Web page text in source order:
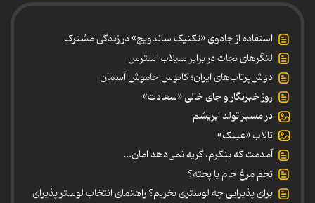
استفاده از جادوی «تکنیک ساندویچ» در زندگی مشترک
لنگرهای نجات در برابر سیلاب استرس
دوش‌پرتاب‌های ایران؛ کابوس خاموش آسمان
روز خبرنگار و جای خالی «سعادت»
در مسیر تولد ابریشم
تالاب «عینک»
آمدمت که بنگرم، گریه نمی‌دهد امان...
تخم مرغ خام یا پخته؟
برای پذیرایی چه لوستری بخریم؟ راهنمای انتخاب لوستر پذیرای